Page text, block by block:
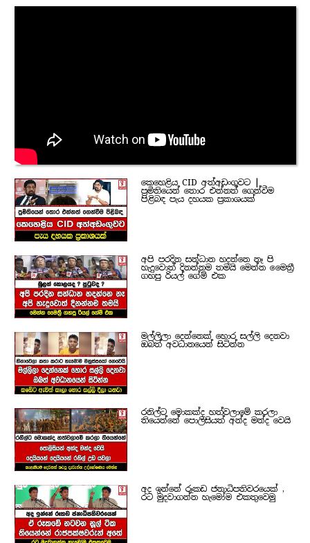
කෙහෙළිය CID අත්අඩංගුවට |
ප්‍රමිතියෙන් තොර එන්නත් ගෙන්වීම
පිළිබඳ පැය දහයක ප්‍රකාශයක්
අපි පරදින සන්ධාන හදන්නෙ නෑ පි
හැදුවොත් දිනන්නම තමයි මෙන්න මෛත්‍රී
ගහපු රියල් ගේම් එක
මල්ලිලා දෙන්නෙක් හොර සල්ලි දෙනවා
ඔබත් අවධානයෙන් සිටින්න
රනිල්ට මොකක්ද හත්වලාමේ කරලා
තියෙන්නේ පොලිසියත් අන්ද මන්ද වෙයි
අද ඉන්නේ රූකඩ ජනාධිපතිවරයෙක් ,
රට මුදවාගන්න හැමෝම එකතුවෙමු